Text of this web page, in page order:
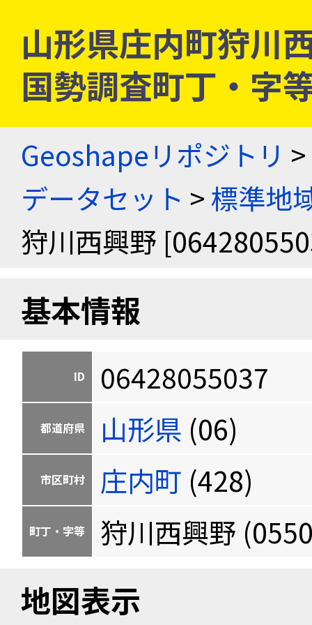
山形県庄内町狩川
国勢調査町丁・字
Geoshapeリポジトリ >
データセット >標準地
狩川西興野
基本情報
ID 06428055037
都道府県 山形県 (06)
市区町村 庄内町 (428)
町丁・字等 狩川西興野
地図表示